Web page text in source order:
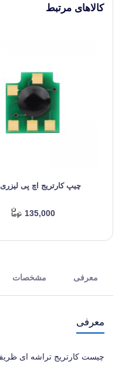
کالاهای مرتبط
چیپ کارتریج اچ پی لیزری 14A
135,000
معرفی مشخصات
معرفی